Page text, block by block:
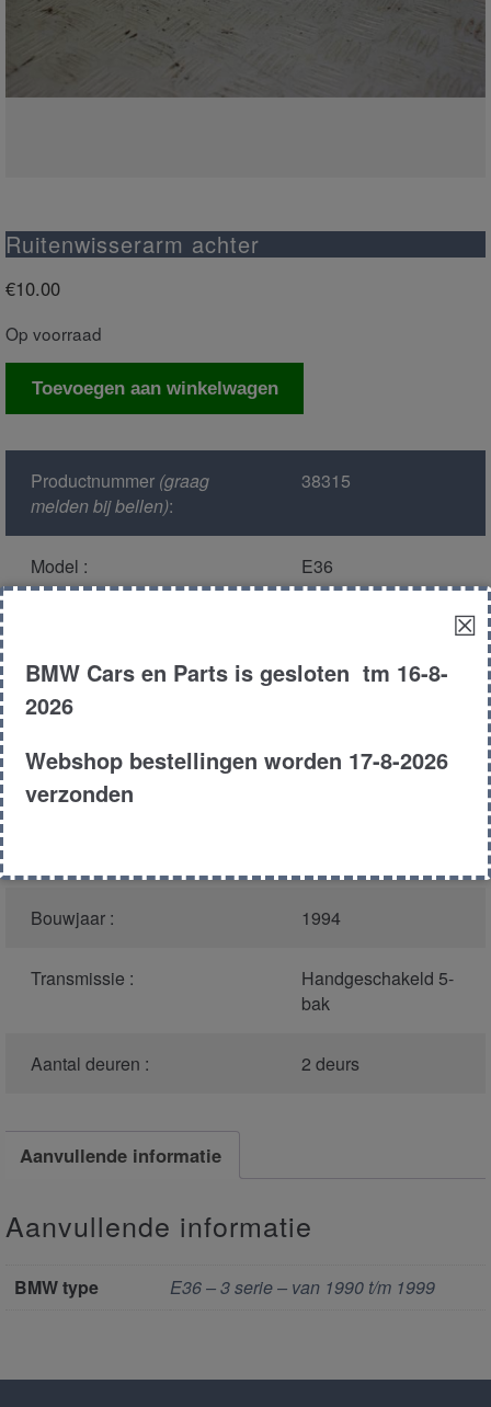
Ruitenwisserarm achter
€10.00
Op voorraad
Ruitenwisserarm
Toevoegen aan winkelwagen
Productnummer(graag
melden bij bellen):
38315
Model : E36
Metallic
Motor type :
Bouwjaar : 1994
Transmissie :
Handgeschakeld 5-
bak
Aantal deuren : 2 deurs
Aanvullende informatie
Aanvullende informatie
BMW type E36 – 3 serie – van 1990 t/m 1999
☒
BMW Cars en Parts is gesloten tm 16-8-
2026
Webshop bestellingen worden 17-8-2026
verzonden